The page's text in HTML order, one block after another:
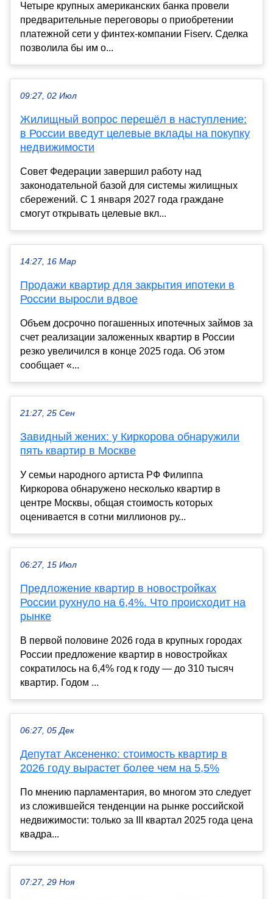
Четыре крупных американских банка провели
предварительные переговоры о приобретении
платежной сети у финтех-компании Fiserv. Сделка
позволила бы им о...
09:27, 02 Июл
Жилищный вопрос перешёл в наступление:
в России введут целевые вклады на покупку
недвижимости
Совет Федерации завершил работу над
законодательной базой для системы жилищных
сбережений. С 1 января 2027 года граждане
смогут открывать целевые вкл...
14:27, 16 Мар
Продажи квартир для закрытия ипотеки в
России выросли вдвое
Объем досрочно погашенных ипотечных займов за
счет реализации заложенных квартир в России
резко увеличился в конце 2025 года. Об этом
сообщает «...
21:27, 25 Сен
Завидный жених: у Киркорова обнаружили
пять квартир в Москве
У семьи народного артиста РФ Филиппа
Киркорова обнаружено несколько квартир в
центре Москвы, общая стоимость которых
оценивается в сотни миллионов ру...
06:27, 15 Июл
Предложение квартир в новостройках
России рухнуло на 6,4%. Что происходит на
рынке
В первой половине 2026 года в крупных городах
России предложение квартир в новостройках
сократилось на 6,4% год к году — до 310 тысяч
квартир. Годом ...
06:27, 05 Дек
Депутат Аксененко: стоимость квартир в
2026 году вырастет более чем на 5,5%
По мнению парламентария, во многом это следует
из сложившейся тенденции на рынке российской
недвижимости: только за III квартал 2025 года цена
квадра...
07:27, 29 Ноя